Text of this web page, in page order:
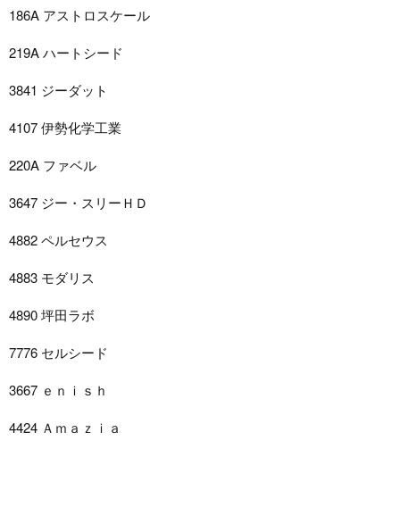
186A アストロスケール
219A ハートシード
3841 ジーダット
4107 伊勢化学工業
220A ファベル
3647 ジー・スリーＨＤ
4882 ペルセウス
4883 モダリス
4890 坪田ラボ
7776 セルシード
3667 ｅｎｉｓｈ
4424 Ａｍａｚｉａ